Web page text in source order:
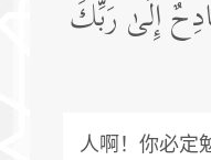
إِلَىٰ رَبِّكَ
人啊！你必定